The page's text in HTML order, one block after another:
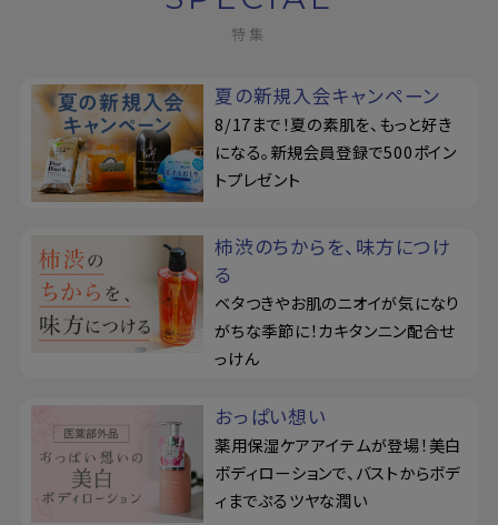
特集
夏の新規入会キャンペーン
8/17まで！夏の素肌を、もっと好き
になる。新規会員登録で500ポイン
トプレゼント
柿渋のちからを、味方につけ
る
ベタつきやお肌のニオイが気になり
がちな季節に！カキタンニン配合せ
っけん
おっぱい想い
薬用保湿ケアアイテムが登場！美白
ボディローションで、バストからボデ
ィまでぷるツヤな潤い